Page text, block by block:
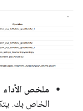
ملخص الأداء
الخاص بك.